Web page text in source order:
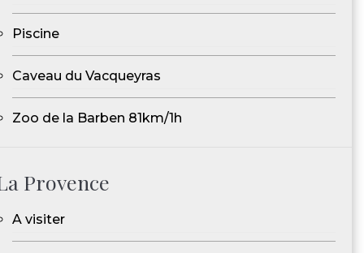
Piscine
Caveau du Vacqueyras
Zoo de la Barben 81km/1h
Provence
A visiter